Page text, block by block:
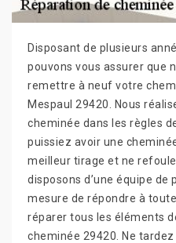
Disposant de plusieurs
pouvons vous assurer que
remettre à neuf votre
Mespaul 29420. Nous
cheminée dans les règles
puissiez avoir une
meilleur tirage et ne
disposons d’une équipe de
mesure de répondre à
réparer tous les éléments
cheminée 29420. Ne